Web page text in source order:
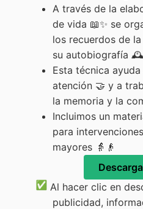
A través de la
de vida 📖✨ se
los recuerdos de
su autobiografía
Esta técnica
atención 🤝 y a
la memoria y la
Incluimos un
para
mayores 👵👴
Al hacer clic en
publicidad,